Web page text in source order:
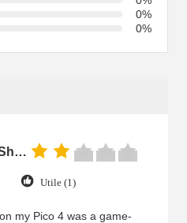
0%
0%
Women Cold Shoulder V Neck Rayon Blouse
Utile (1)
my Pico 4 was a game-